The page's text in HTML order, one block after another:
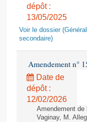
dépôt :
13/05/2025
Voir le dossier
secondaire)
Amendement n°
Date de
dépôt :
12/02/2026
Amendement
Vaginay, M.